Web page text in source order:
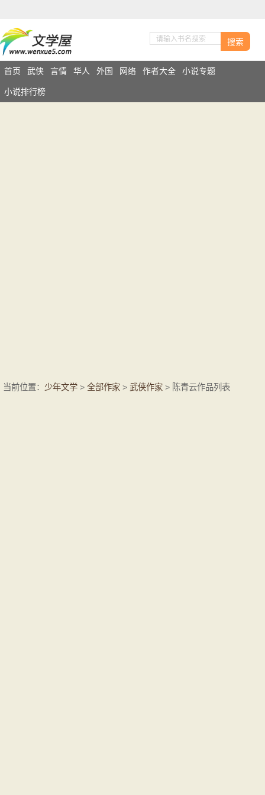
搜索
首页 武侠 言情 华人 外国 网络 作者大全 小说专题
小说排行榜
当前位置： 少年文学 > 全部作家 > 武侠作家 > 陈青云作品列表